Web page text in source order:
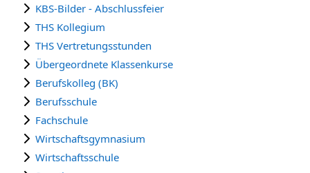
KBS-Bilder - Abschlussfeier
THS Kollegium
THS Vertretungsstunden
Übergeordnete Klassenkurse
Berufskolleg (BK)
Berufsschule
Fachschule
Wirtschaftsgymnasium
Wirtschaftsschule